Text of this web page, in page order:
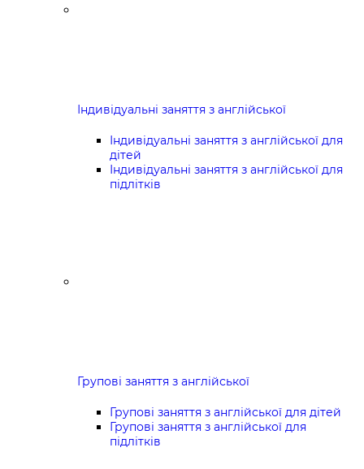
Індивідуальні заняття з англійської
Індивідуальні заняття з англійської для
дітей
Індивідуальні заняття з англійської для
підлітків
Групові заняття з англійської
Групові заняття з англійської для дітей
Групові заняття з англійської для
підлітків